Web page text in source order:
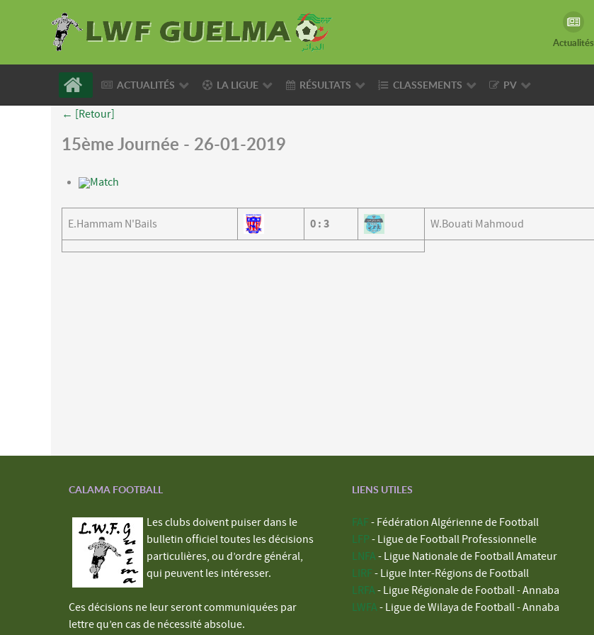
Actualités
ACTUALITÉS LA LIGUE RÉSULTATS CLASSEMENTS PV
← [Retour]
15ème Journée - 26-01-2019
Match
E.Hammam N'Bails 0 : 3 W.Bouati Mahmoud
CALAMA FOOTBALL
Les clubs doivent puiser dans le
bulletin officiel toutes les décisions
particulières, ou d’ordre général,
qui peuvent les intéresser.
Ces décisions ne leur seront communiquées par
lettre qu’en cas de nécessité absolue.
LIENS UTILES
FAF - Fédération Algérienne de Football
LFP - Ligue de Football Professionnelle
LNFA - Ligue Nationale de Football Amateur
LIRF - Ligue Inter-Régions de Football
LRFA - Ligue Régionale de Football - Annaba
LWFA - Ligue de Wilaya de Football - Annaba